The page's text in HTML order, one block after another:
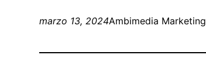
marzo 13, 2024Ambimedia Marketing